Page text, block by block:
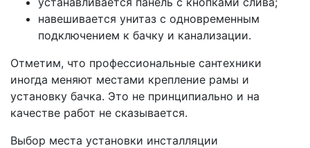
навешивается унитаз с одновременным
подключением к бачку и канализации.
Отметим, что профессиональные сантехники
иногда меняют местами крепление рамы и
установку бачка. Это не принципиально и на
качестве работ не сказывается.
Выбор места установки инсталляции